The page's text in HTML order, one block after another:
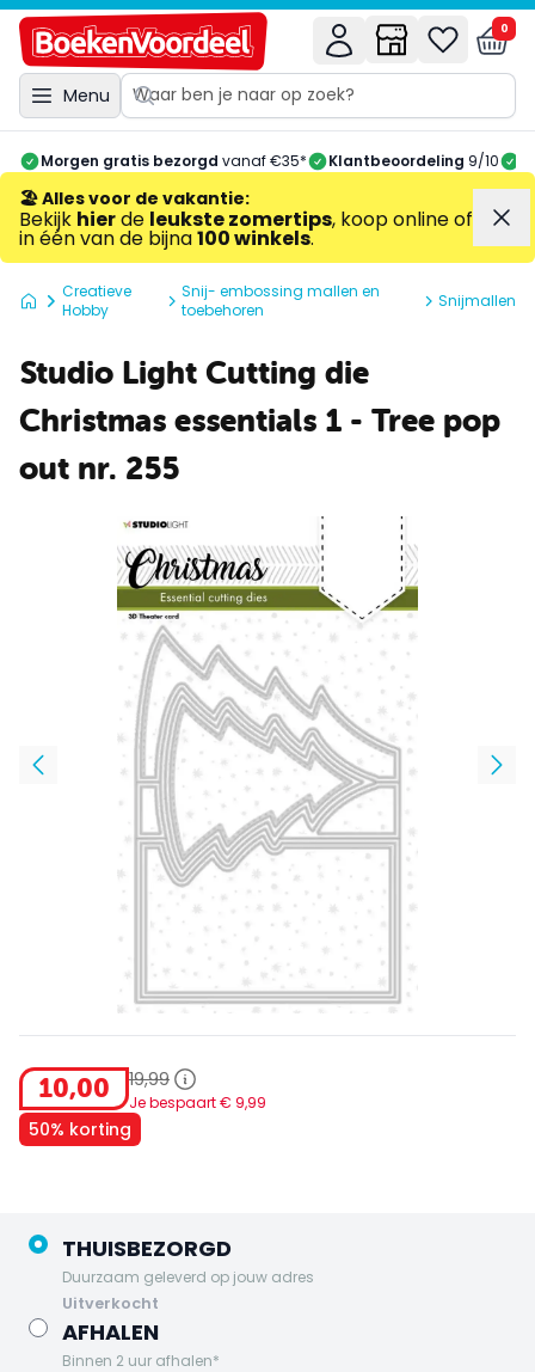
Menu
0
Morgen gratis bezorgd vanaf €35* Klantbeoordeling 9/10
🏖️ Alles voor de vakantie:
Bekijk hierde leukste zomertips, koop online of
in één van de bijna100 winkels.
Creatieve
Hobby
Snij- embossing mallen en
toebehoren
Snijmallen
Studio Light Cutting die
Christmas essentials 1 - Tree pop
out nr. 255
10,00 19,99
Je bespaart € 9,99
50% korting
THUISBEZORGD
Duurzaam geleverd op jouw adres
uitverkocht
AFHALEN
Binnen 2 uur afhalen*